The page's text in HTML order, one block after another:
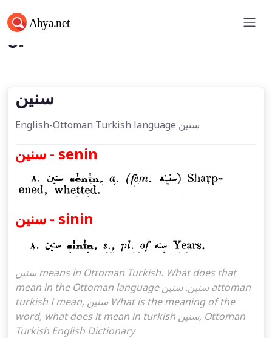
سنین
سنین
English-Ottoman Turkish language سنین
سنین - senin
سنین - sinin
سنین means in Ottoman Turkish. What does that
mean in the Ottoman language سنین. سنین attoman
turkish I mean, سنین What is the meaning of the
word, what does it mean in turkish سنین, Ottoman
Turkish English Dictionary